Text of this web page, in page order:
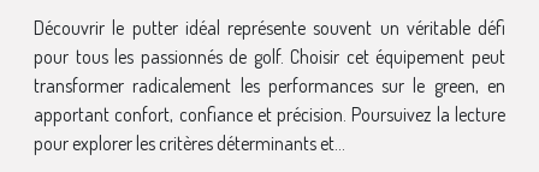
Découvrir le putter idéal représente souvent un véritable défi
pour tous les passionnés de golf. Choisir cet équipement peut
transformer radicalement les performances sur le green, en
apportant confort, confiance et précision. Poursuivez la lecture
pour explorer les critères déterminants et...